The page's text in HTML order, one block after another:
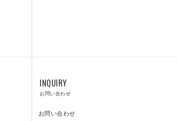
INQUIRY
お問い合わせ
お問い合わせ